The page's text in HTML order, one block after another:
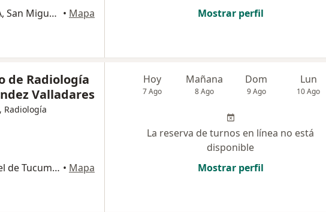
SANTA FE 1548 PLANTA BAJA, San Miguel de Tucumán • Mapa
Mostrar perfil
de Radiología
Valladares
Radiología
B RIVADAVIA 358, San Miguel de Tucumán • Mapa
Hoy
7 Ago
Mañana
8 Ago
Dom
9 Ago
Lun
10 Ago
La reserva de turnos en línea no está
disponible
Mostrar perfil